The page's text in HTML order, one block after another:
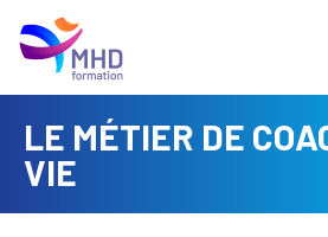
LE MÉTIER DE
VIE